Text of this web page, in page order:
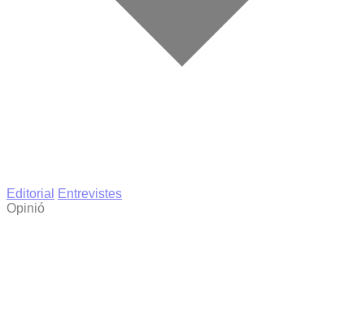
Editorial
Entrevistes
Opinió